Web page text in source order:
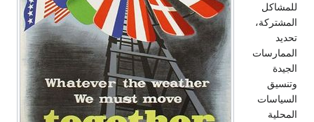
للمشاكل
المشتركة،
تحديد
الممارسات
الجيدة
وتنسيق
السياسات
المحلية